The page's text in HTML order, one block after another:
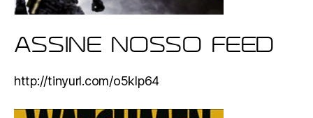
ASSINE NOSSO FEED
http://tinyurl.com/o5klp64